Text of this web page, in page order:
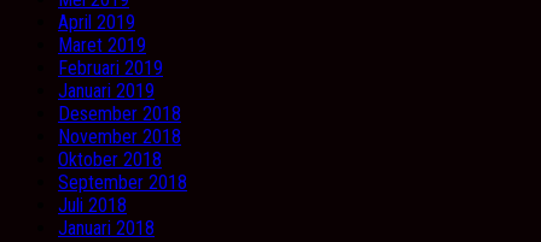
April 2019
Maret 2019
Februari 2019
Januari 2019
Desember 2018
November 2018
Oktober 2018
September 2018
Juli 2018
Januari 2018